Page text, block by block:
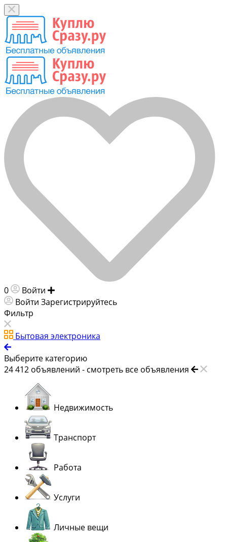
0 Войти
Войти Зарегистрируйтесь
Фильтр
Бытовая электроника
Выберите категорию
24 412 объявлений - смотреть все объявления
Недвижимость
Транспорт
Работа
Услуги
Личные вещи